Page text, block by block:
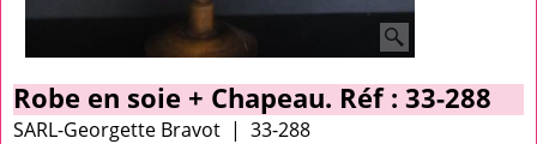
Robe en soie + Chapeau. Réf : 33-288
SARL-Georgette Bravot
33-288